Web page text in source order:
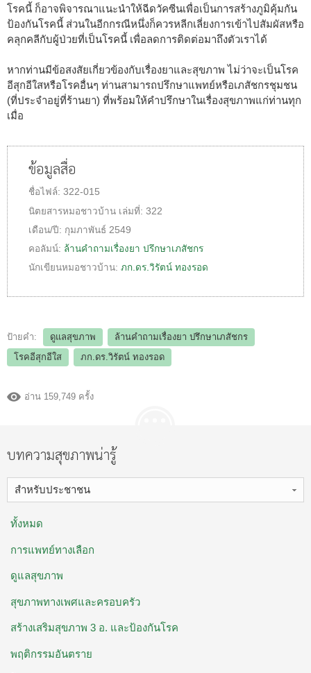
โรคนี้ ก็อาจพิจารณาแนะนำให้ฉีดวัคซีนเพื่อเป็นการสร้างภูมิคุ้มกัน
ป้องกันโรคนี้ ส่วนในอีกกรณีหนึ่งก็ควรหลีกเลี่ยงการเข้าไปสัมผัสหรือ
คลุกคลีกับผู้ป่วยที่เป็นโรคนี้ เพื่อลดการติดต่อมาถึงตัวเราได้
หากท่านมีข้อสงสัยเกี่ยวข้องกับเรื่องยาและสุขภาพ ไม่ว่าจะเป็นโรค
อีสุกอีใสหรือโรคอื่นๆ ท่านสามารถปรึกษาแพทย์หรือเภสัชกรชุมชน
(ที่ประจำอยู่ที่ร้านยา) ที่พร้อมให้คำปรึกษาในเรื่องสุขภาพแก่ท่านทุก
เมื่อ
ข้อมูลสื่อ
ชื่อไฟล์: 322-015
นิตยสารหมอชาวบ้าน เล่มที่: 322
เดือน/ปี: กุมภาพันธ์ 2549
คอลัมน์: ล้านคำถามเรื่องยา ปรึกษาเภสัชกร
นักเขียนหมอชาวบ้าน: ภก.ดร.วิรัตน์ ทองรอด
ป้ายคำ: ดูแลสุขภาพ
ล้านคำถามเรื่องยา ปรึกษาเภสัชกร
โรคอีสุกอีใส
ภก.ดร.วิรัตน์ ทองรอด
อ่าน 159,749 ครั้ง
บทความสุขภาพน่ารู้
สำหรับประชาชน
ทั้งหมด
การแพทย์ทางเลือก
ดูแลสุขภาพ
สุขภาพทางเพศและครอบครัว
สร้างเสริมสุขภาพ 3 อ. ​และป้องกันโรค
พฤติกรรมอันตราย